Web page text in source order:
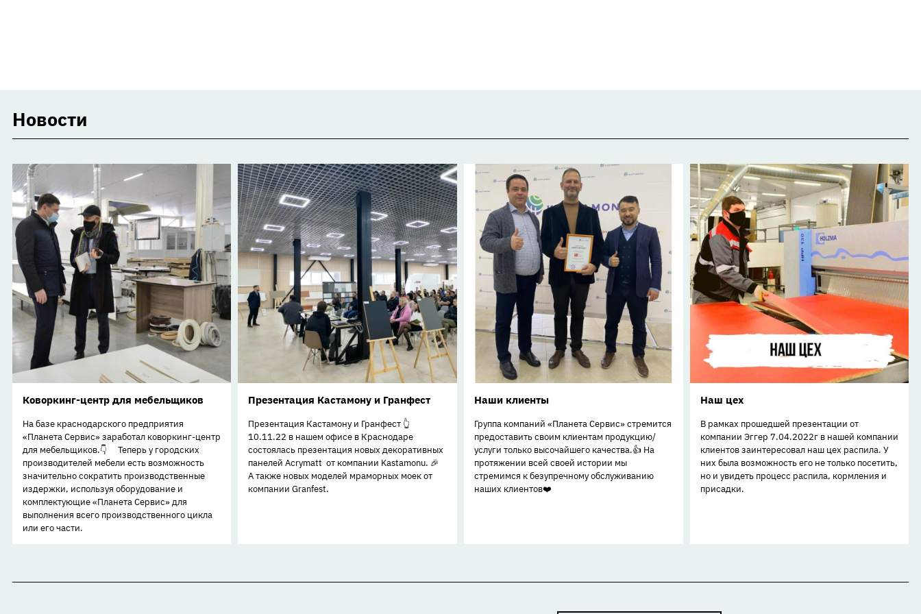
Новости
Коворкинг-центр для мебельщиков
На базе краснодарского предприятия
«Планета Сервис» заработал коворкинг-центр
для мебельщиков.👇 ⠀ Теперь у городских
производителей мебели есть возможность
значительно сократить производственные
издержки, используя оборудование и
комплектующие «Планета Сервис» для
выполнения всего производственного цикла
или его части.
Презентация Кастамону и Гранфест
Презентация Кастамону и Гранфест 👆
10.11.22 в нашем офисе в Краснодаре
состоялась презентация новых декоративных
панелей Acrymatt от компании Kastamonu. 🎉
А также новых моделей мраморных моек от
компании Granfest.
Наши клиенты
Группа компаний «Планета Сервис» стремится
предоставить своим клиентам продукцию/
услуги только высочайшего качества.👍 На
протяжении всей своей истории мы
стремимся к безупречному обслуживанию
наших клиентов❤️
Наш цех
В рамках прошедшей презентации от
компании Эггер 7.04.2022г в нашей компании
клиентов заинтересовал наш цех распила. У
них была возможность его не только посетить,
но и увидеть процесс распила, кормления и
присадки.